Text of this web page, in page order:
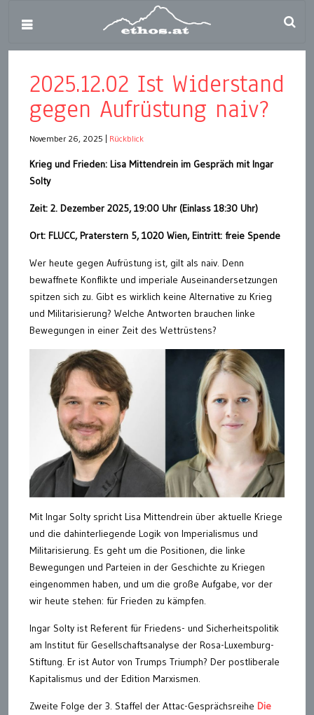
2025.12.02 Ist Widerstand
gegen Aufrüstung naiv?
November 26, 2025 Rückblick
Krieg und Frieden: Lisa Mittendrein im Gespräch mit Ingar
Solty
Zeit: 2. Dezember 2025, 19:00 Uhr (Einlass 18:30 Uhr)
Ort: FLUCC, Praterstern 5, 1020 Wien, Eintritt: freie Spende
Wer heute gegen Aufrüstung ist, gilt als naiv. Denn
bewaffnete Konflikte und imperiale Auseinandersetzungen
spitzen sich zu. Gibt es wirklich keine Alternative zu Krieg
und Militarisierung? Welche Antworten brauchen linke
Bewegungen in einer Zeit des Wettrüstens?
Mit Ingar Solty spricht Lisa Mittendrein über aktuelle Kriege
und die dahinterliegende Logik von Imperialismus und
Militarisierung. Es geht um die Positionen, die linke
Bewegungen und Parteien in der Geschichte zu Kriegen
eingenommen haben, und um die große Aufgabe, vor der
wir heute stehen: für Frieden zu kämpfen.
Ingar Solty ist Referent für Friedens- und Sicherheitspolitik
am Institut für Gesellschaftsanalyse der Rosa-Luxemburg-
Stiftung. Er ist Autor von Trumps Triumph? Der postliberale
Kapitalismus und der Edition Marxismen.
Zweite Folge der 3. Staffel der Attac-Gesprächsreihe Die